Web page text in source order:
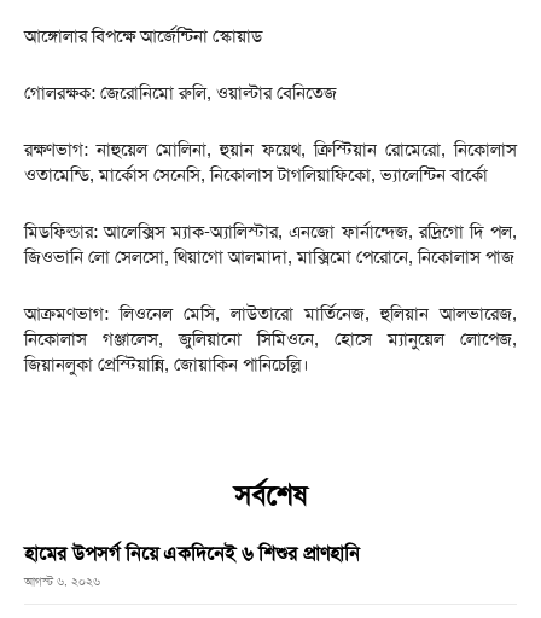
আঙ্গোলার বিপক্ষে আর্জেন্টিনা স্কোয়াড
গোলরক্ষক: জেরোনিমো রুলি, ওয়াল্টার বেনিতেজ
রক্ষণভাগ: নাহুয়েল মোলিনা, হুয়ান ফয়েথ, ক্রিস্টিয়ান রোমেরো, নিকোলাস
ওতামেন্ডি, মার্কোস সেনেসি, নিকোলাস টাগলিয়াফিকো, ভ্যালেন্টিন বার্কো
মিডফিল্ডার: আলেক্সিস ম্যাক-অ্যালিস্টার, এনজো ফার্নান্দেজ, রদ্রিগো দি পল,
জিওভানি লো সেলসো, থিয়াগো আলমাদা, মাক্সিমো পেরোনে, নিকোলাস পাজ
আক্রমণভাগ: লিওনেল মেসি, লাউতারো মার্তিনেজ, হুলিয়ান আলভারেজ,
নিকোলাস গঞ্জালেস, জুলিয়ানো সিমিওনে, হোসে ম্যানুয়েল লোপেজ,
জিয়ানলুকা প্রেস্টিয়ান্নি, জোয়াকিন পানিচেল্লি।
সর্বশেষ
হামের উপসর্গ নিয়ে একদিনেই ৬ শিশুর প্রাণহানি
আগস্ট ৬, ২০২৬